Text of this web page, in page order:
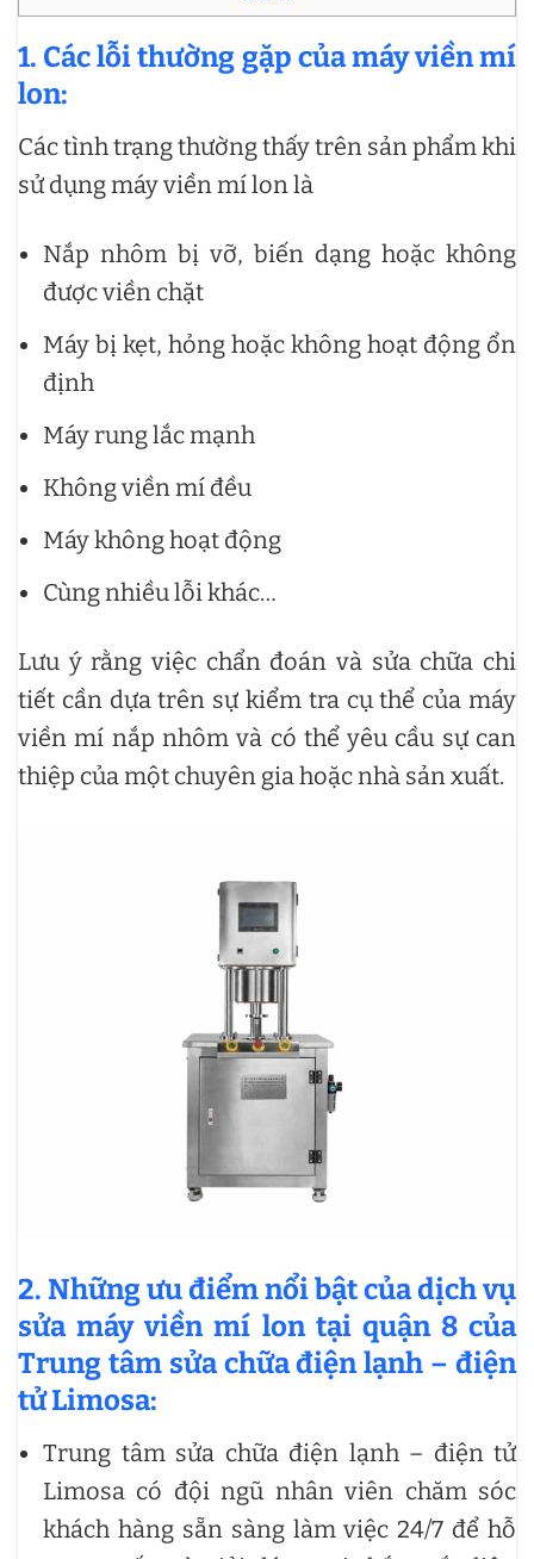
1. Các lỗi thường gặp của máy viền mí
lon:
Các tình trạng thường thấy trên sản phẩm khi
sử dụng máy viền mí lon là
Nắp nhôm bị vỡ, biến dạng hoặc không
được viền chặt
Máy bị kẹt, hỏng hoặc không hoạt động ổn
định
Máy rung lắc mạnh
Không viền mí đều
Máy không hoạt động
Cùng nhiều lỗi khác…
Lưu ý rằng việc chẩn đoán và sửa chữa chi
tiết cần dựa trên sự kiểm tra cụ thể của máy
viền mí nắp nhôm và có thể yêu cầu sự can
thiệp của một chuyên gia hoặc nhà sản xuất.
2. Những ưu điểm nổi bật của dịch vụ
sửa máy viền mí lon tại quận 8 của
Trung tâm sửa chữa điện lạnh – điện
tử Limosa:
Trung tâm sửa chữa điện lạnh – điện tử
Limosa có đội ngũ nhân viên chăm sóc
khách hàng sẵn sàng làm việc 24/7 để hỗ